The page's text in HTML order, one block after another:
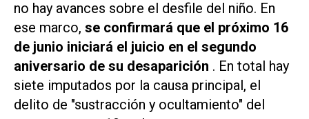
no hay avances sobre el desfile del niño. En
ese marco, se confirmará que el próximo 16
de junio iniciará el juicio en el segundo
aniversario de su desaparición . En total hay
siete imputados por la causa principal, el
delito de "sustracción y ocultamiento" del